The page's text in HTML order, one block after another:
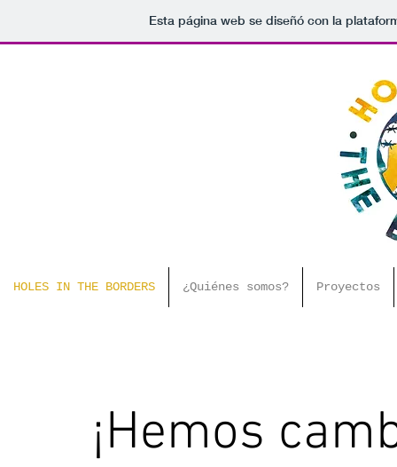
Esta página web se diseñó con la
HOLES IN THE BORDERS ¿Quiénes somos? Proyectos
¡Hemos